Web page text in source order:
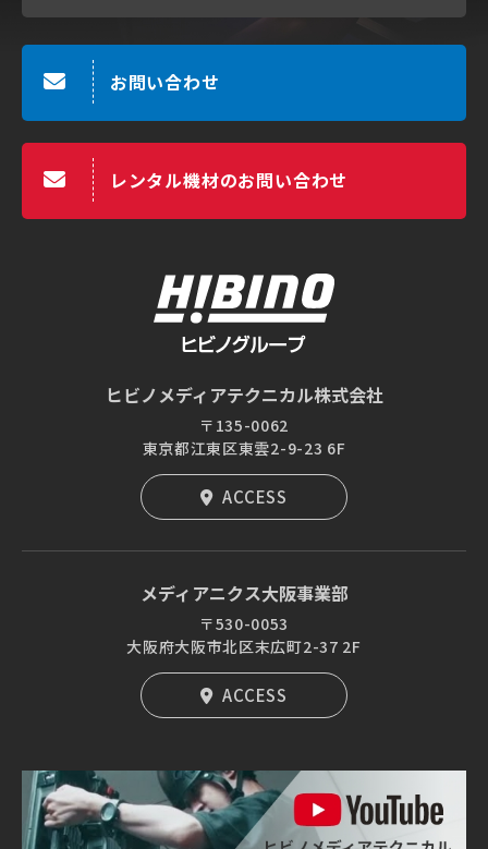
お問い合わせ
レンタル機材のお問い合わせ
ヒビノメディアテクニカル株式会社
〒135-0062
東京都江東区東雲2-9-23 6F
ACCESS
メディアニクス大阪事業部
〒530-0053
大阪府大阪市北区末広町2-37 2F
ACCESS